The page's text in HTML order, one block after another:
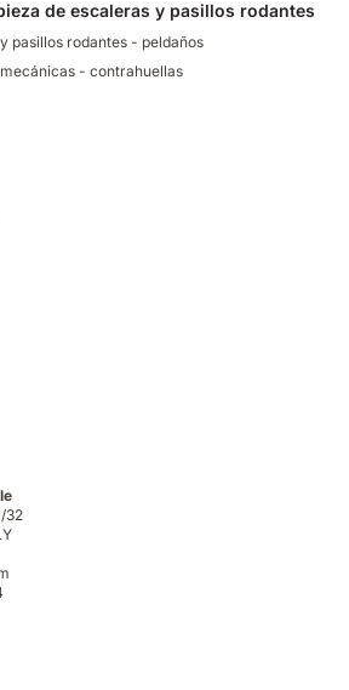
de escaleras y pasillos rodantes
pasillos rodantes - peldaños
- contrahuellas
32